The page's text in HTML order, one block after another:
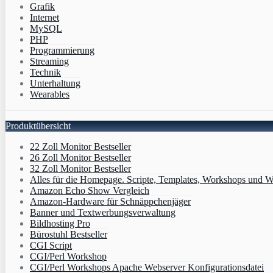
Grafik
Internet
MySQL
PHP
Programmierung
Streaming
Technik
Unterhaltung
Wearables
Produktübersicht
22 Zoll Monitor Bestseller
26 Zoll Monitor Bestseller
32 Zoll Monitor Bestseller
Alles für die Homepage. Scripte, Templates, Workshops und
Amazon Echo Show Vergleich
Amazon-Hardware für Schnäppchenjäger
Banner und Textwerbungsverwaltung
Bildhosting Pro
Bürostuhl Bestseller
CGI Script
CGI/Perl Workshop
CGI/Perl Workshops Apache Webserver Konfigurationsdatei